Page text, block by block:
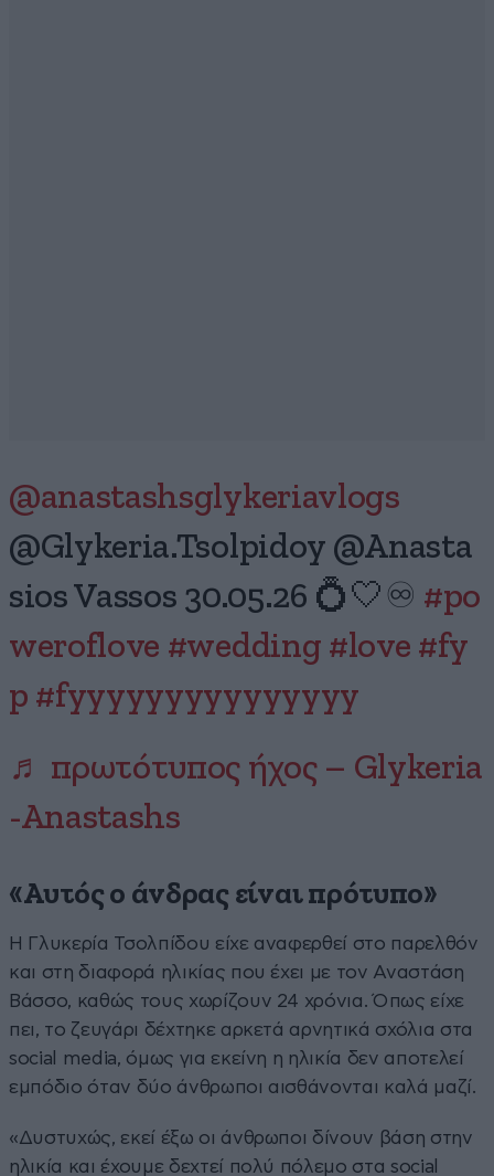
@anastashsglykeriavlogs
@Glykeria.Tsolpidoy @Anasta
sios Vassos 30.05.26 💍🤍♾️ #po
weroflove #wedding #love #fy
p #fyyyyyyyyyyyyyyy
♬ πρωτότυπος ήχος – Glykeria
-Anastashs
«Αυτός ο άνδρας είναι πρότυπο»
Η Γλυκερία Τσολπίδου είχε αναφερθεί στο παρελθόν
και στη διαφορά ηλικίας που έχει με τον Αναστάση
Βάσσο, καθώς τους χωρίζουν 24 χρόνια. Όπως είχε
πει, το ζευγάρι δέχτηκε αρκετά αρνητικά σχόλια στα
social media, όμως για εκείνη η ηλικία δεν αποτελεί
εμπόδιο όταν δύο άνθρωποι αισθάνονται καλά μαζί.
«Δυστυχώς, εκεί έξω οι άνθρωποι δίνουν βάση στην
ηλικία και έχουμε δεχτεί πολύ πόλεμο στα social